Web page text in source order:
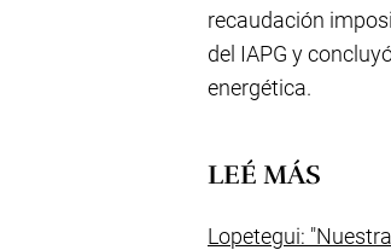
recaudación
del IAPG y
energética.
LEÉ MÁS
Lopetegui: